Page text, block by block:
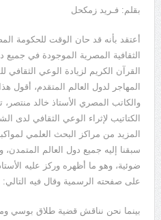
بقلم: فـريد زمكحل
أعتقد بأنه قد حان الوقت للحكومة
الثقافية المصرية الموجودة في جميع
القرآن الكريم لزيادة الوعي
المهاجر لدول العالم المتقدم، أقول
والكاتب المصري الأستاذ خالد منتصر،
الكتاتيب لإثراء الوعي الثقافي لدى
المزيد من مراكز البحث العلمي
سبقنا إليه جميع دول العالم
ضوئية، وهو ما أظهره وركز عليه
على صفحته الرسمية وقال فيه التالي:
بينما نحن نناقش قضية طلاق بوسي